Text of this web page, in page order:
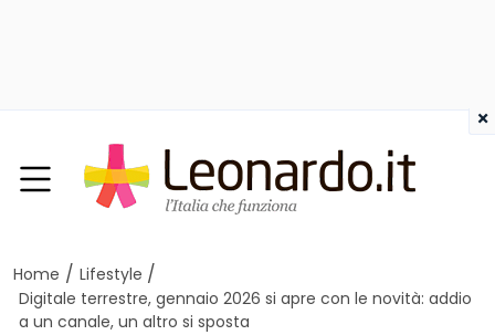
Home / Lifestyle /
Digitale terrestre, gennaio 2026 si apre con le novità: addio
a un canale, un altro si sposta
×